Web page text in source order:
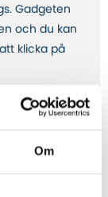
Om
Gadgeten
och du kan
klicka på